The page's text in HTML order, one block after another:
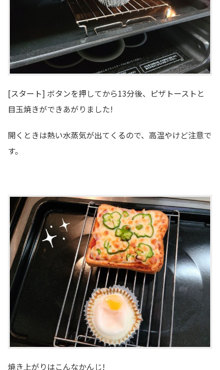
[スタート] ボタンを押してから13分後、ピザトーストと
目玉焼きができあがりました!
開くときは熱い水蒸気が出てくるので、高温やけど注意で
す。
焼き上がりはこんなかんじ!